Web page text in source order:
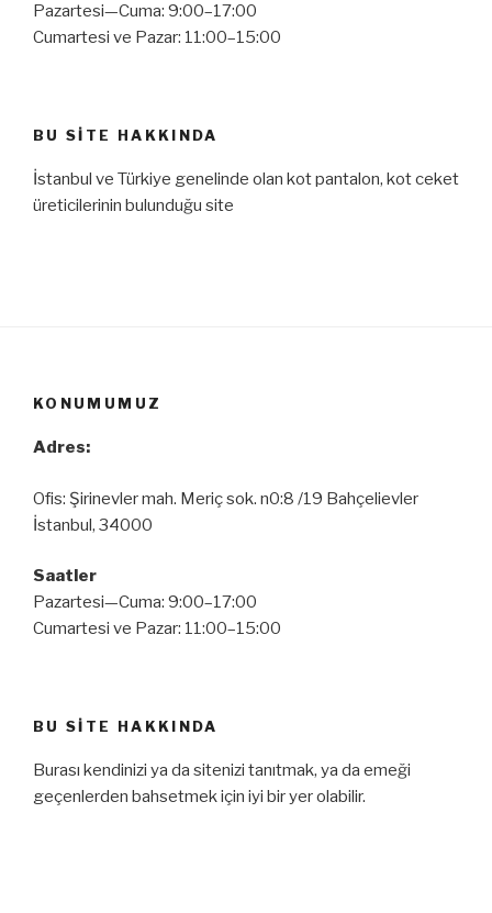
Pazartesi—Cuma: 9:00–17:00
Cumartesi ve Pazar: 11:00–15:00
BU SITE HAKKINDA
İstanbul ve Türkiye genelinde olan kot pantalon, kot ceket
üreticilerinin bulunduğu site
KONUMUMUZ
Adres:
Ofis: Şirinevler mah. Meriç sok. n0:8 /19 Bahçelievler
İstanbul, 34000
Saatler
Pazartesi—Cuma: 9:00–17:00
Cumartesi ve Pazar: 11:00–15:00
BU SITE HAKKINDA
Burası kendinizi ya da sitenizi tanıtmak, ya da emeği
geçenlerden bahsetmek için iyi bir yer olabilir.